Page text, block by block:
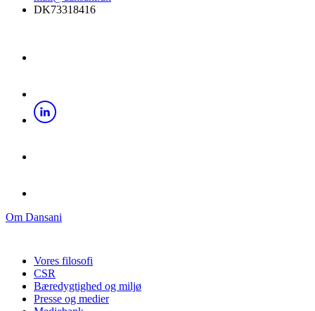
DK73318416
Om Dansani
Vores filosofi
CSR
Bæredygtighed og miljø
Presse og medier